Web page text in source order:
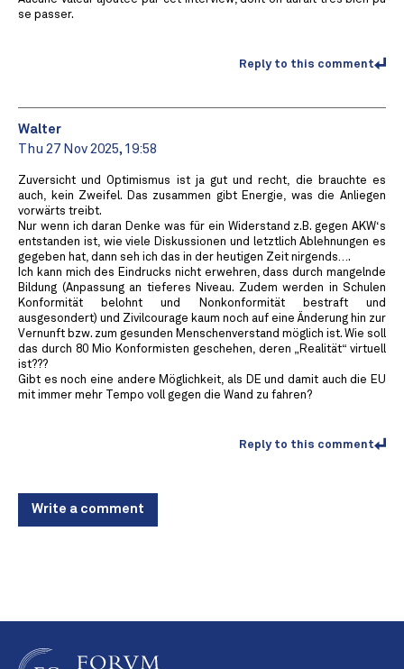
se passer.
Reply to this comment
Walter
Thu 27 Nov 2025, 19:58
Zuversicht und Optimismus ist ja gut und recht, die brauchte es
auch, kein Zweifel. Das zusammen gibt Energie, was die Anliegen
vorwärts treibt.
Nur wenn ich daran Denke was für ein Widerstand z.B. gegen AKW‘s
entstanden ist, wie viele Diskussionen und letztlich Ablehnungen es
gegeben hat, dann seh ich das in der heutigen Zeit nirgends….
Ich kann mich des Eindrucks nicht erwehren, dass durch mangelnde
Bildung (Anpassung an tieferes Niveau. Zudem werden in Schulen
Konformität belohnt und Nonkonformität bestraft und
ausgesondert) und Zivilcourage kaum noch auf eine Änderung hin zur
Vernunft bzw. zum gesunden Menschenverstand möglich ist. Wie soll
das durch 80 Mio Konformisten geschehen, deren „Realität“ virtuell
ist???
Gibt es noch eine andere Möglichkeit, als DE und damit auch die EU
mit immer mehr Tempo voll gegen die Wand zu fahren?
Reply to this comment
Write a comment